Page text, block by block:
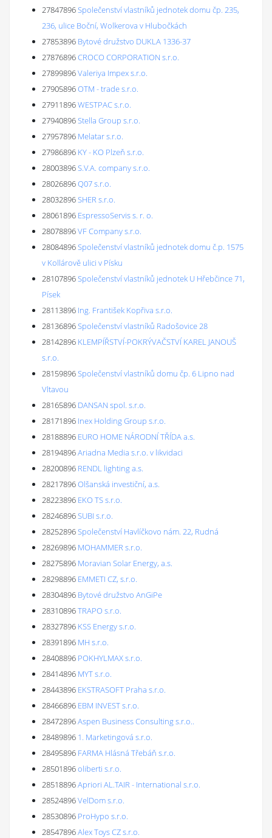
27847896Společenství vlastníků jednotek domu čp. 235,
236, ulice Boční, Wolkerova v Hlubočkách
27853896 Bytové družstvo DUKLA 1336-37
27876896CROCO CORPORATION s.r.o.
27899896Valeriya Impex s.r.o.
27905896OTM - trade s.r.o.
27911896WESTPAC s.r.o.
27940896Stella Group s.r.o.
27957896 Melatar s.r.o.
27986896 KY - KO Plzeň s.r.o.
28003896S.V.A. company s.r.o.
28026896Q07 s.r.o.
28032896SHER s.r.o.
28061896 EspressoServis s. r. o.
28078896VF Company s.r.o.
28084896Společenství vlastníků jednotek domu č.p. 1575
v Kollárově ulici v Písku
28107896Společenství vlastníků jednotek U Hřebčince 71,
Písek
28113896 Ing. František Kopřiva s.r.o.
28136896Společenství vlastníků Radošovice 28
28142896 KLEMPÍŘSTVÍ-POKRÝVAČSTVÍ KAREL JANOUŠ
s.r.o.
28159896Společenství vlastníků domu čp. 6 Lipno nad
Vltavou
28165896 DANSAN spol. s.r.o.
28171896 Inex Holding Group s.r.o.
28188896 EURO HOME NÁRODNÍ TŘÍDA a.s.
28194896Ariadna Media s.r.o. v likvidaci
28200896 RENDL lighting a.s.
28217896Olšanská investiční, a.s.
28223896 EKO TS s.r.o.
28246896SUBI s.r.o.
28252896Společenství Havlíčkovo nám. 22, Rudná
28269896 MOHAMMER s.r.o.
28275896 Moravian Solar Energy, a.s.
28298896 EMMETI CZ, s.r.o.
28304896 Bytové družstvo AnGiPe
28310896TRAPO s.r.o.
28327896 KSS Energy s.r.o.
28391896 MH s.r.o.
28408896 POKHYLMAX s.r.o.
28414896 MYT s.r.o.
28443896 EKSTRASOFT Praha s.r.o.
28466896 EBM INVEST s.r.o.
28472896Aspen Business Consulting s.r.o..
28489896 1. Marketingová s.r.o.
28495896 FARMA Hlásná Třebáň s.r.o.
28501896oliberti s.r.o.
28518896Apriori AL.TAIR - International s.r.o.
28524896VelDom s.r.o.
28530896 ProHypo s.r.o.
28547896Alex Toys CZ s.r.o.